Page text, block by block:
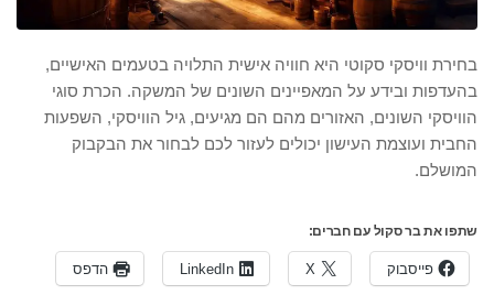
בחירת וויסקי סקוטי היא חוויה אישית התלויה בטעמים האישיים,
בהעדפות ובידע על המאפיינים השונים של המשקה. הכרת סוגי
הוויסקי השונים, האזורים מהם הם מגיעים, גיל הוויסקי, השפעות
החבית ועוצמת העישון יכולים לעזור לכם לבחור את הבקבוק
המושלם.
שתפו את בר סקול עם חברים:
פייסבוק X
LinkedIn הדפס